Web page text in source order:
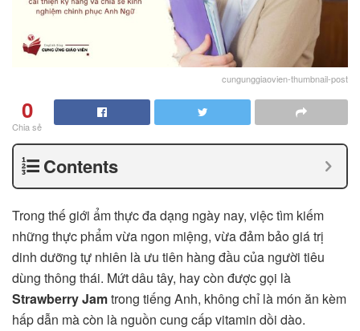
cungunggiaovien-thumbnail-post
0
Chia sẻ
Contents
Trong thế giới ẩm thực đa dạng ngày nay, việc tìm kiếm
những thực phẩm vừa ngon miệng, vừa đảm bảo giá trị
dinh dưỡng tự nhiên là ưu tiên hàng đầu của người tiêu
dùng thông thái. Mứt dâu tây, hay còn được gọi là
Strawberry Jamtrong tiếng Anh, không chỉ là món ăn kèm
hấp dẫn mà còn là nguồn cung cấp vitamin dồi dào.